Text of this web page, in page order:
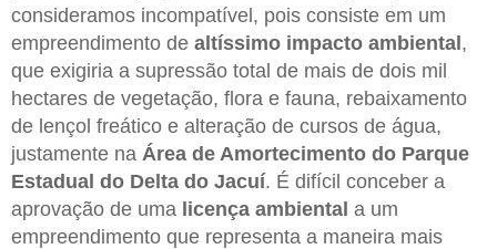
consideramos incompatível, pois consiste em um
empreendimento de altíssimo impacto ambiental,
que exigiria a supressão total de mais de dois mil
hectares de vegetação, flora e fauna, rebaixamento
de lençol freático e alteração de cursos de água,
justamente na Área de Amortecimento do Parque
Estadual do Delta do Jacuí. É difícil conceber a
aprovação de uma licença ambiental a um
empreendimento que representa a maneira mais